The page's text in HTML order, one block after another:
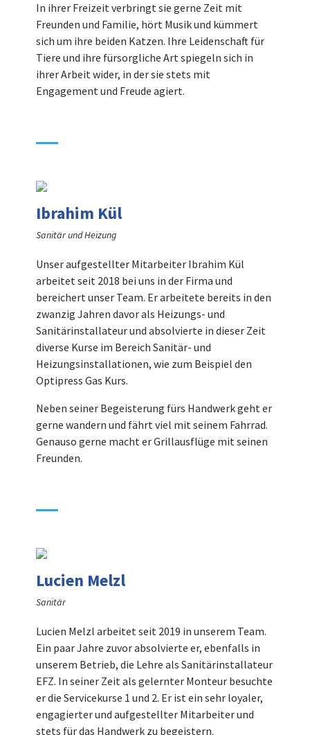
In ihrer Freizeit verbringt sie gerne Zeit mit
Freunden und Familie, hört Musik und kümmert
sich um ihre beiden Katzen. Ihre Leidenschaft für
Tiere und ihre fürsorgliche Art spiegeln sich in
ihrer Arbeit wider, in der sie stets mit
Engagement und Freude agiert.
Ibrahim Kül
Sanitär und Heizung
Unser aufgestellter Mitarbeiter Ibrahim Kül
arbeitet seit 2018 bei uns in der Firma und
bereichert unser Team. Er arbeitete bereits in den
zwanzig Jahren davor als Heizungs- und
Sanitärinstallateur und absolvierte in dieser Zeit
diverse Kurse im Bereich Sanitär- und
Heizungsinstallationen, wie zum Beispiel den
Optipress Gas Kurs.
Neben seiner Begeisterung fürs Handwerk geht er
gerne wandern und fährt viel mit seinem Fahrrad.
Genauso gerne macht er Grillausflüge mit seinen
Freunden.
Lucien Melzl
Sanitär
Lucien Melzl arbeitet seit 2019 in unserem Team.
Ein paar Jahre zuvor absolvierte er, ebenfalls in
unserem Betrieb, die Lehre als Sanitärinstallateur
EFZ. In seiner Zeit als gelernter Monteur besuchte
er die Servicekurse 1 und 2. Er ist ein sehr loyaler,
engagierter und aufgestellter Mitarbeiter und
stets für das Handwerk zu begeistern.